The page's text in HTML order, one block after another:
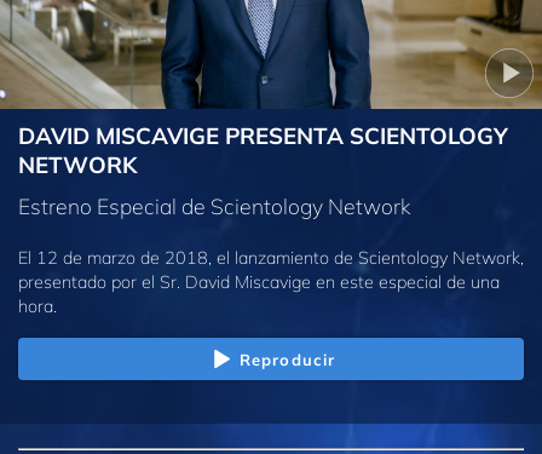
DAVID MISCAVIGE PRESENTA SCIENTOLOGY
NETWORK
Estreno Especial de Scientology Network
El 12 de marzo de 2018, el lanzamiento de Scientology Network,
presentado por el Sr. David Miscavige en este especial de una
hora.
Reproducir